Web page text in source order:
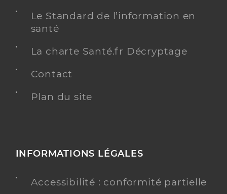
Le Standard de l’information en
santé
La charte Santé.fr Décryptage
Contact
Plan du site
INFORMATIONS LÉGALES
Accessibilité : conformité partielle